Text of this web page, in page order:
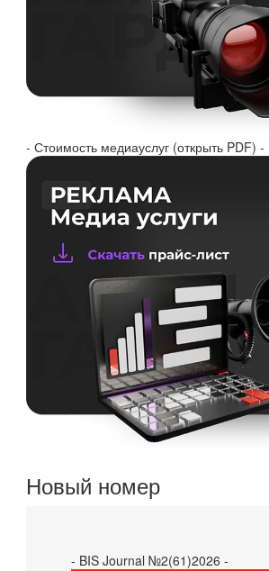
- Стоимость медиауслуг (открыть PDF) -
Новый номер
- BIS Journal №2(61)2026 -